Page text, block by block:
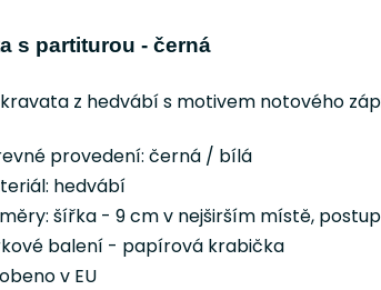
s partiturou - černá
kravata z hedvábí s motivem notového
provedení: černá / bílá
hedvábí
šířka - 9 cm v nejširším místě,
balení - papírová krabička
v EU